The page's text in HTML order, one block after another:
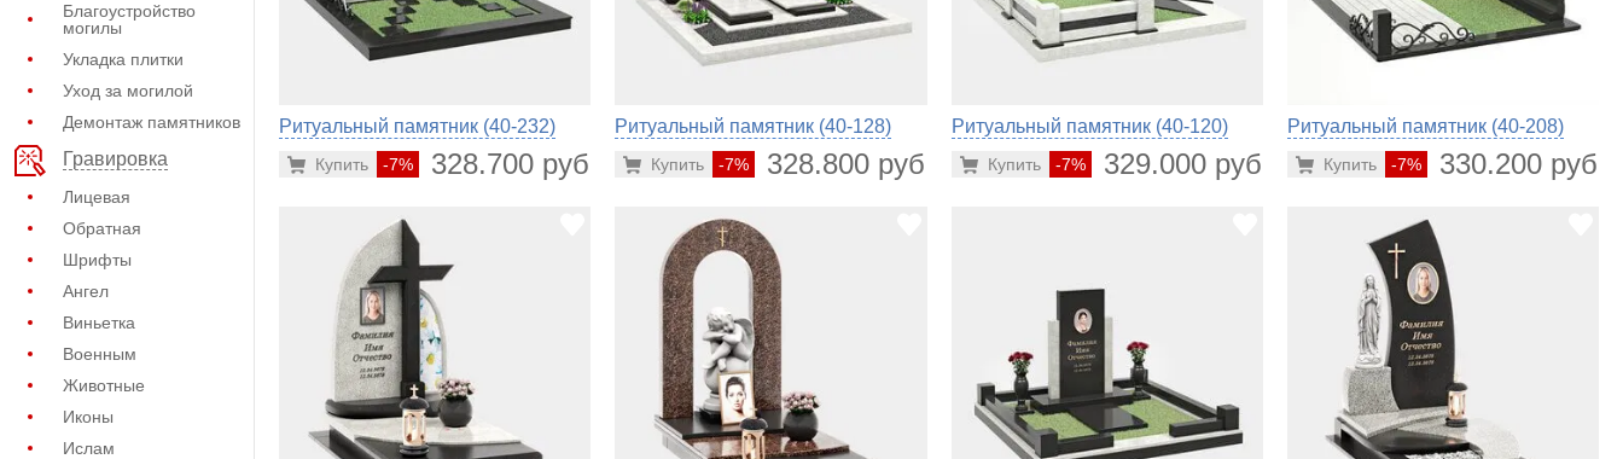
Благоустройство
могилы
Укладка плитки
Уход за могилой
Демонтаж памятников
Гравировка
Лицевая
Обратная
Шрифты
Ангел
Виньетка
Военным
Животные
Иконы
Ислам
Ритуальный памятник (40-232)
-7% 328.700 руб.
Купить
Ритуальный памятник (40-128)
-7% 328.800 руб.
Купить
Ритуальный памятник (40-120)
-7% 329.000 руб.
Купить
Ритуальный памятник (40-208)
-7% 330.200 руб.
Купить